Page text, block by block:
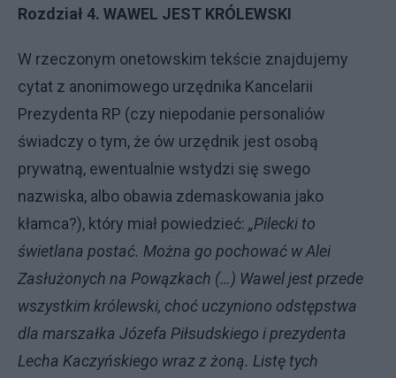
Rozdział 4. WAWEL JEST KRÓLEWSKI
W rzeczonym onetowskim tekście znajdujemy
cytat z anonimowego urzędnika Kancelarii
Prezydenta RP (czy niepodanie personaliów
świadczy o tym, że ów urzędnik jest osobą
prywatną, ewentualnie wstydzi się swego
nazwiska, albo obawia zdemaskowania jako
kłamca?), który miał powiedzieć: „Pilecki to
świetlana postać. Można go pochować w Alei
Zasłużonych na Powązkach (…) Wawel jest przede
wszystkim królewski, choć uczyniono odstępstwa
dla marszałka Józefa Piłsudskiego i prezydenta
Lecha Kaczyńskiego wraz z żoną. Listę tych